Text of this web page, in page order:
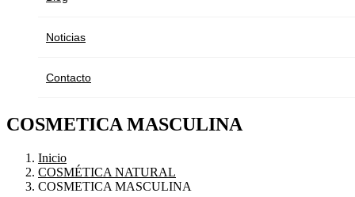
Noticias
Contacto
COSMETICA MASCULINA
Inicio
COSMÉTICA NATURAL
COSMETICA MASCULINA